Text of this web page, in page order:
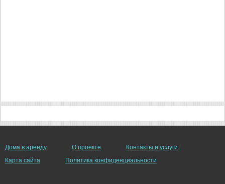
Дома в аренду О проекте
Контакты и услуги
Карта сайта
Политика конфиденциальности